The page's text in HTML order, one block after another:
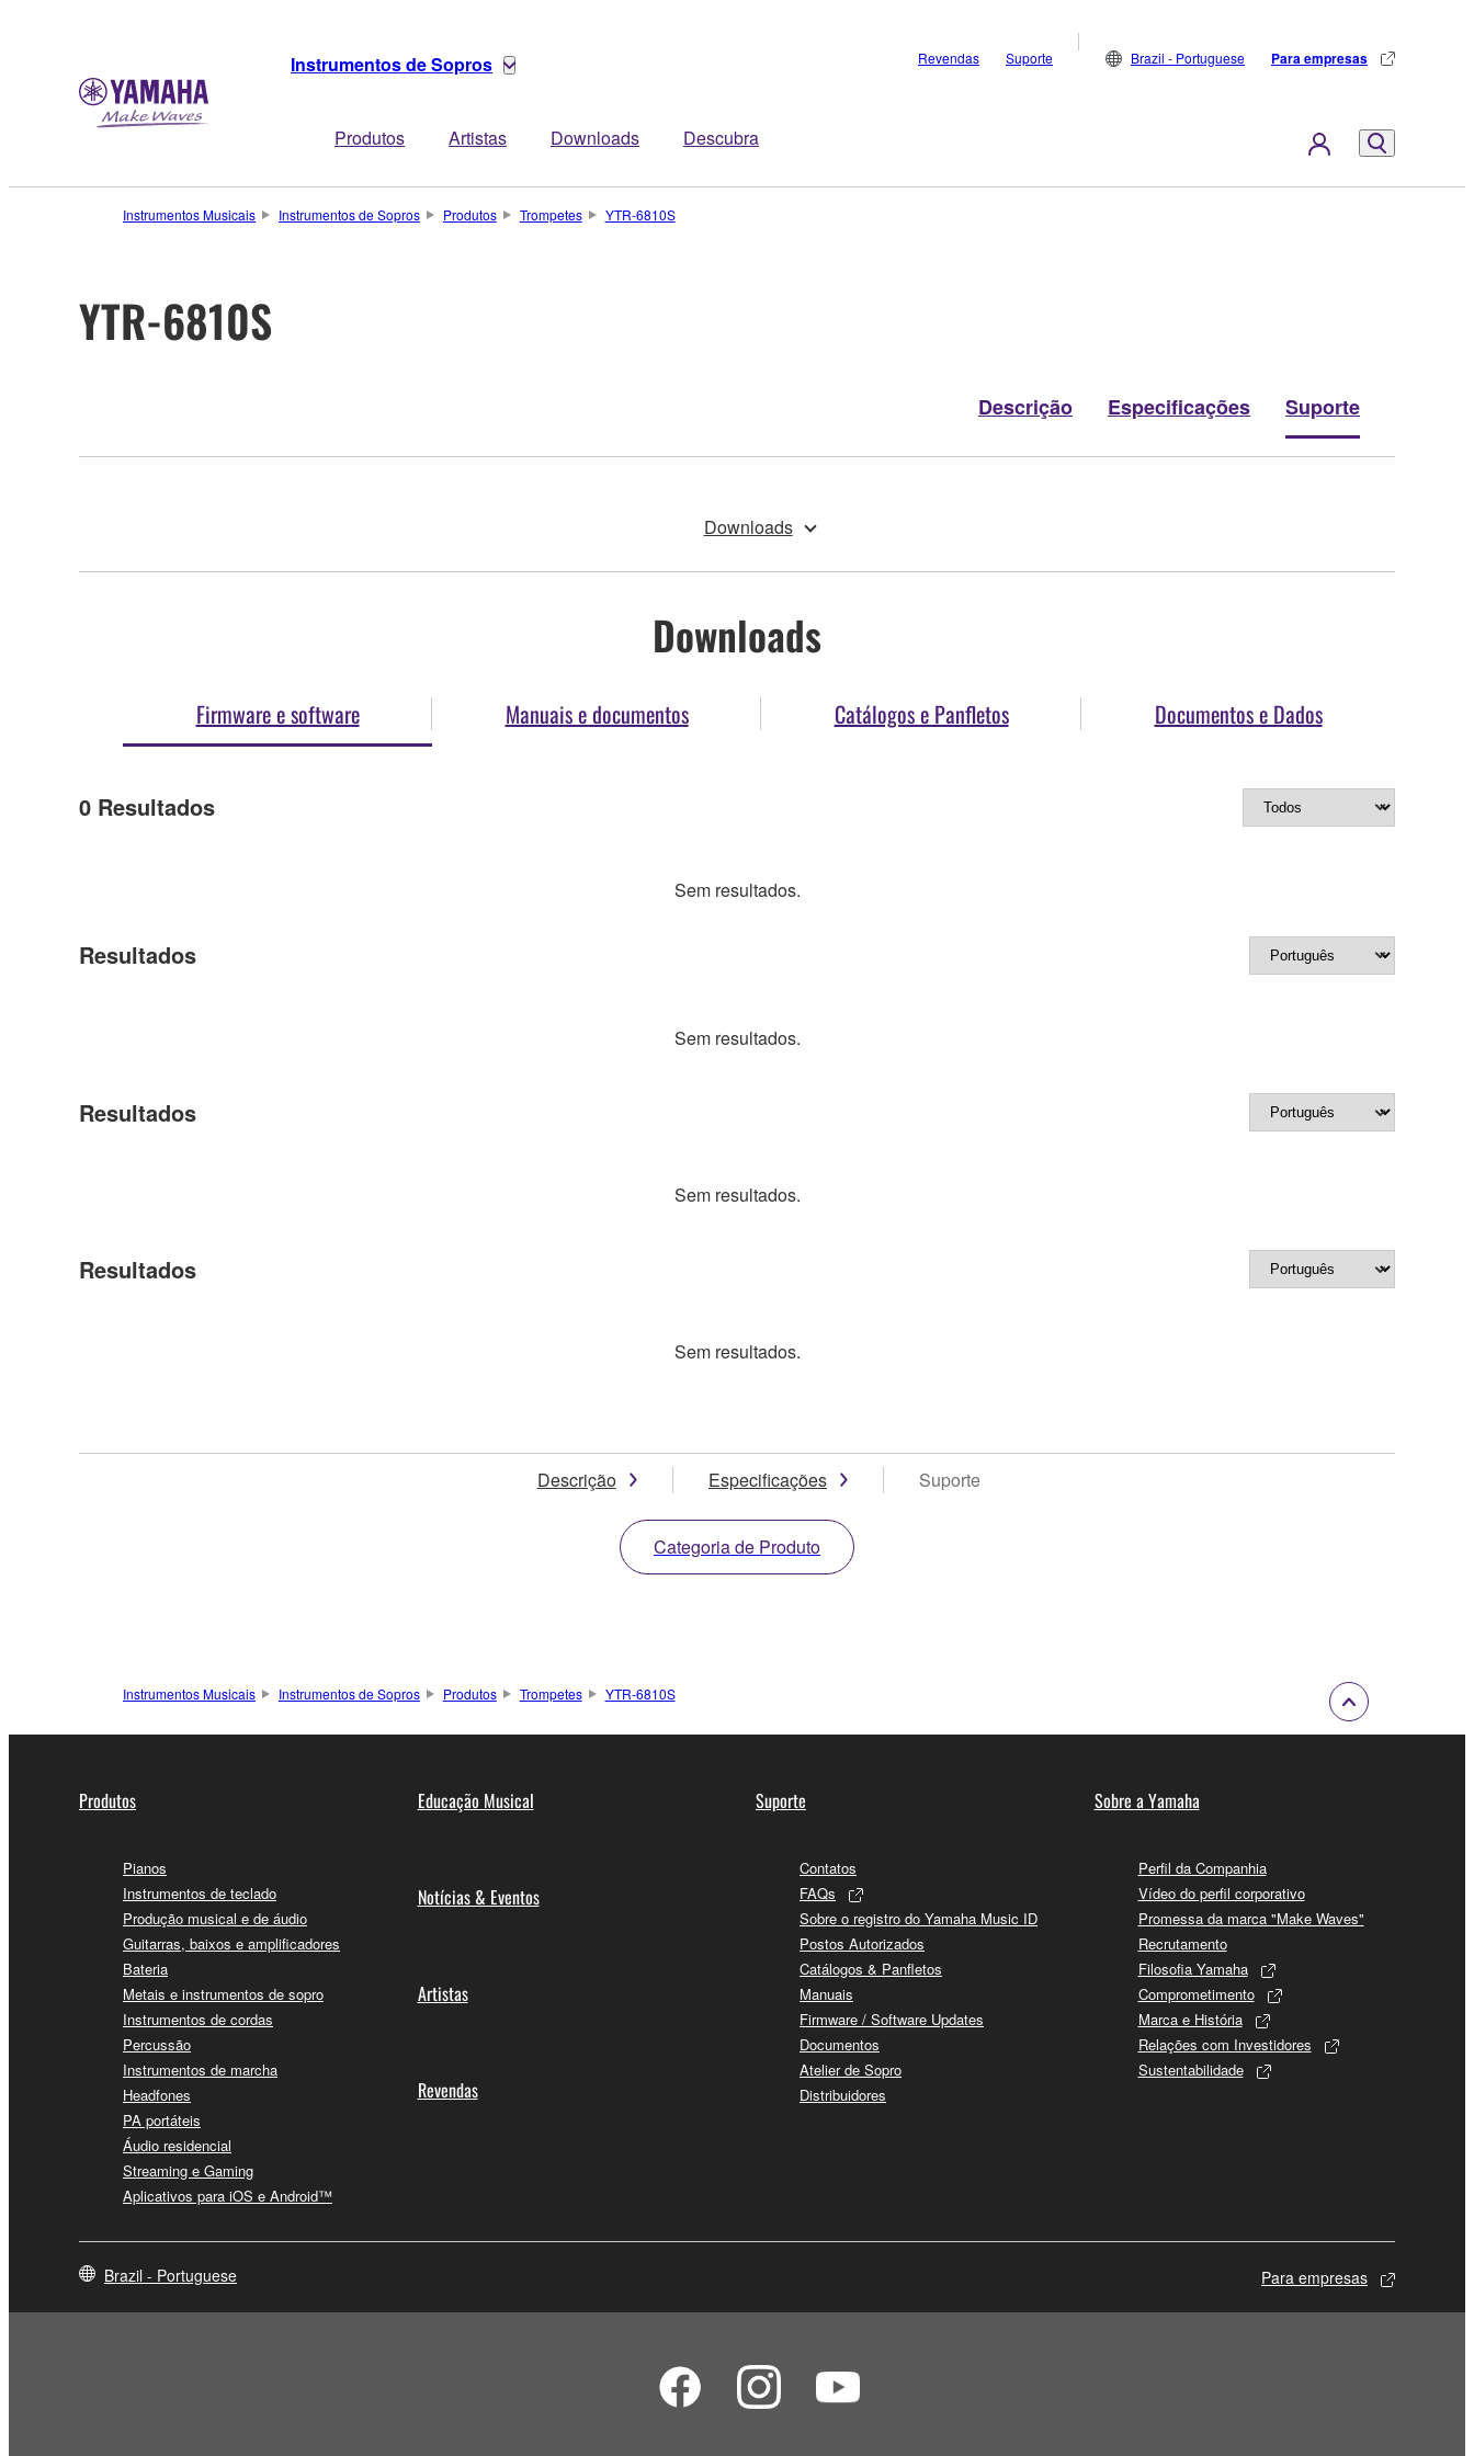
Instrumentos de Sopros
Produtos Artistas Downloads Descubra
Revendas Suporte Brazil - Portuguese Para empresas
Instrumentos Musicais Instrumentos de Sopros Produtos Trompetes YTR-6810S
YTR-6810S
Descrição Especificações Suporte
Downloads
Downloads
Firmware e software Manuais e documentos Catálogos e Panfletos Documentos e Dados
0 Resultados
Sem resultados.
Resultados
Sem resultados.
Resultados
Sem resultados.
Resultados
Sem resultados.
Descrição Especificações Suporte
Categoria de Produto
Instrumentos Musicais Instrumentos de Sopros Produtos Trompetes YTR-6810S
Produtos
Pianos
Instrumentos de teclado
Produção musical e de áudio
Guitarras, baixos e amplificadores
Bateria
Metais e instrumentos de sopro
Instrumentos de cordas
Percussão
Instrumentos de marcha
Headfones
PA portáteis
Áudio residencial
Streaming e Gaming
Aplicativos para iOS e Android™
Educação Musical
Notícias & Eventos
Artistas
Revendas
Suporte
Contatos
FAQs
Sobre o registro do Yamaha Music ID
Postos Autorizados
Catálogos & Panfletos
Manuais
Firmware / Software Updates
Documentos
Atelier de Sopro
Distribuidores
Sobre a Yamaha
Perfil da Companhia
Vídeo do perfil corporativo
Promessa da marca "Make Waves"
Recrutamento
Filosofia Yamaha
Comprometimento
Marca e História
Relações com Investidores
Sustentabilidade
Brazil - Portuguese Para empresas